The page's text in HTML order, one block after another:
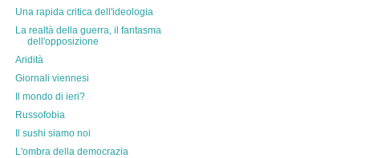
Una rapida critica dell'ideologia
La realtà della guerra, il fantasma
dell'opposizione
Aridità
Giornali viennesi
Il mondo di ieri?
Russofobia
Il sushi siamo noi
L'ombra della democrazia